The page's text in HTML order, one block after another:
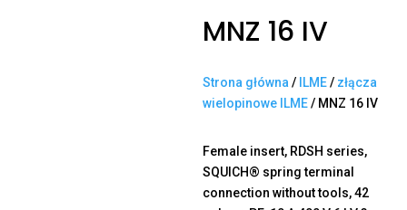
MNZ 16 IV
Strona główna / ILME/ złącza
wielopinowe ILME/ MNZ 16 IV
Female insert, RDSH series,
SQUICH® spring terminal
connection without tools, 42